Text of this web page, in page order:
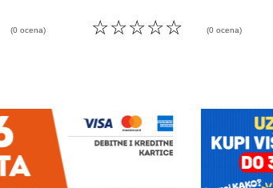
(0 ocena) ☆
☆
☆
☆
☆ (0 ocena)